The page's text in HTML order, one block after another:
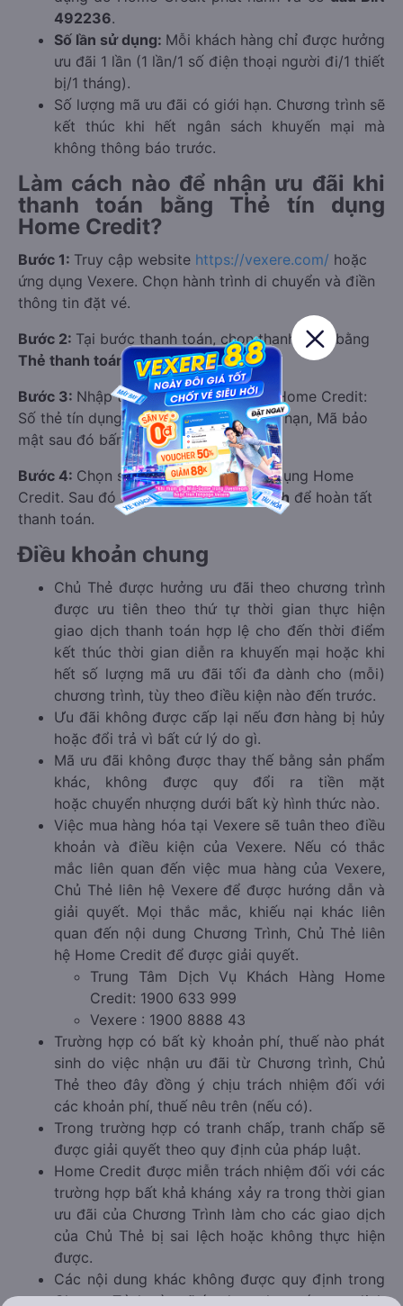
492236.
Số lần sử dụng: Mỗi khách hàng chỉ được hưởng
ưu đãi 1 lần (1 lần/1 số điện thoại người đi/1 thiết
bị/1 tháng).
Số lượng mã ưu đãi có giới hạn. Chương trình sẽ
kết thúc khi hết ngân sách khuyến mại mà
không thông báo trước.
Làm cách nào để nhận ưu đãi khi
thanh toán bằng Thẻ tín dụng
Home Credit?
Bước 1: Truy cập website https://vexere.com/ hoặc
ứng dụng Vexere. Chọn hành trình di chuyển và điền
thông tin đặt vé.
Bước 2: Tại bước thanh toán, chọn thanh toán bằng
Thẻ thanh toán quốc tế.
Bước 3: Nhập thông tin Thẻ Tín dụng Home Credit:
Số thẻ tín dụng, Tên chủ thẻ, Ngày hết hạn, Mã bảo
mật sau đó bấmXác nhận.
Bước 4: Chọn sử dụng ưu đãi thẻ Tín dụng Home
Credit. Sau đó chọnXác nhận giao dịch để hoàn tất
thanh toán.
Điều khoản chung
Chủ Thẻ được hưởng ưu đãi theo chương trình
được ưu tiên theo thứ tự thời gian thực hiện
giao dịch thanh toán hợp lệ cho đến thời điểm
kết thúc thời gian diễn ra khuyến mại hoặc khi
hết số lượng mã ưu đãi tối đa dành cho (mỗi)
chương trình, tùy theo điều kiện nào đến trước.
Ưu đãi không được cấp lại nếu đơn hàng bị hủy
hoặc đổi trả vì bất cứ lý do gì.
Mã ưu đãi không được thay thế bằng sản phẩm
khác, không được quy đổi ra tiền mặt
hoặc chuyển nhượng dưới bất kỳ hình thức nào.
Việc mua hàng hóa tại Vexere sẽ tuân theo điều
khoản và điều kiện của Vexere. Nếu có thắc
mắc liên quan đến việc mua hàng của Vexere,
Chủ Thẻ liên hệ Vexere để được hướng dẫn và
giải quyết. Mọi thắc mắc, khiếu nại khác liên
quan đến nội dung Chương Trình, Chủ Thẻ liên
hệ Home Credit để được giải quyết.
Trung Tâm Dịch Vụ Khách Hàng Home
Credit: 1900 633 999
Vexere : 1900 8888 43
Trường hợp có bất kỳ khoản phí, thuế nào phát
sinh do việc nhận ưu đãi từ Chương trình, Chủ
Thẻ theo đây đồng ý chịu trách nhiệm đối với
các khoản phí, thuế nêu trên (nếu có).
Trong trường hợp có tranh chấp, tranh chấp sẽ
được giải quyết theo quy định của pháp luật.
Home Credit được miễn trách nhiệm đối với các
trường hợp bất khả kháng xảy ra trong thời gian
ưu đãi của Chương Trình làm cho các giao dịch
của Chủ Thẻ bị sai lệch hoặc không thực hiện
được.
Các nội dung khác không được quy định trong
Chương Trình này sẽ áp dụng theo các quy định